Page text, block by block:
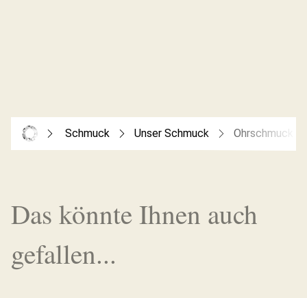
Schmuck Unser Schmuck Ohrschmuck
Das könnte Ihnen auch
gefallen...